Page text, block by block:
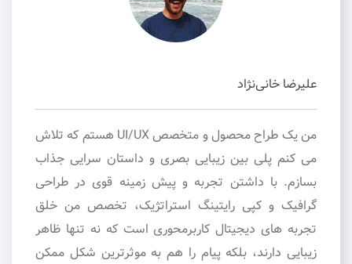
علیرضا خانی‌نژاد
من یک طراح محصول و متخصص UI/UX هستم که تلاش
می کنم پلی بین زیبایی بصری و داستان سرایی جذاب
بسازم. با داشتن تجربه و پیش زمینه قوی در طراحی
گرافیک و کپی رایتینگ استراتژیک، تخصص من خلق
تجربه های دیجیتال کاربرمحوری است که نه تنها ظاهر
زیبایی دارند، بلکه پیام را هم به موثرترین شکل ممکن